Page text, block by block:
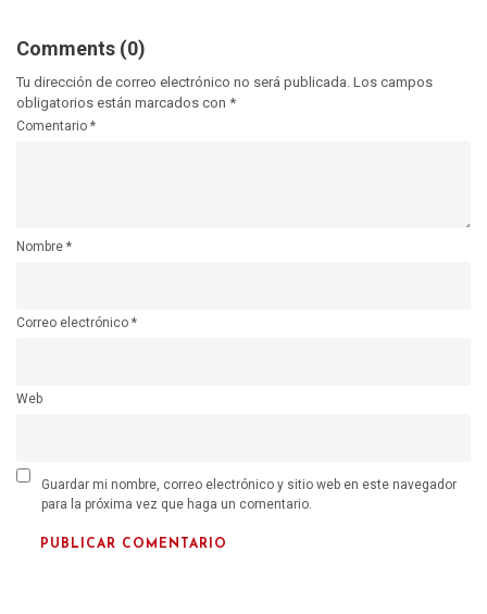
Comments (0)
Tu dirección de correo electrónico no será publicada. Los campos
obligatorios están marcados con *
Comentario *
Nombre *
Correo electrónico *
Web
Guardar mi nombre, correo electrónico y sitio web en este navegador
para la próxima vez que haga un comentario.